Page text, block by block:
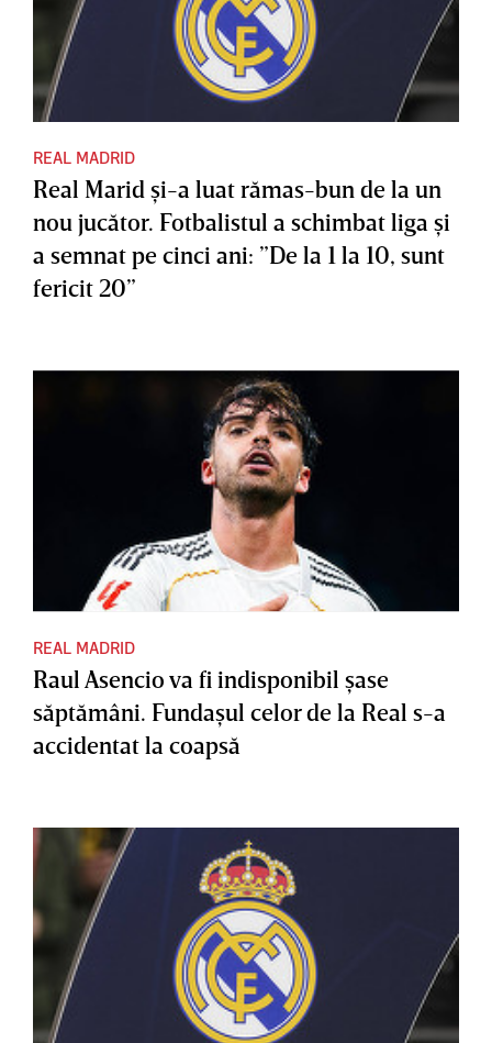
REAL MADRID
Real Marid şi-a luat rămas-bun de la un
nou jucător. Fotbalistul a schimbat liga şi
a semnat pe cinci ani: ”De la 1 la 10, sunt
fericit 20”
REAL MADRID
Raul Asencio va fi indisponibil şase
săptămâni. Fundaşul celor de la Real s-a
accidentat la coapsă